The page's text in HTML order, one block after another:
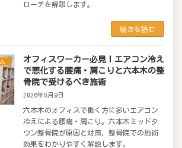
ローチを解説します。
続きを読む
オフィスワーカー必見！エアコン冷え
で悪化する腰痛・肩こりと六本木の整
骨院で受けるべき施術
2026年5月9日
六本木のオフィスで働く方に多いエアコン
冷えによる腰痛・肩こり。六本木ミッドタ
ウン整骨院が原因と対策、整骨院での施術
効果をわかりやすく解説します。